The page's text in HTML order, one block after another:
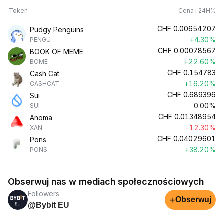
Token Cena i 24H%
Pudgy Penguins
PENGU
CHF 0.00654207
+4.30%
BOOK OF MEME
BOME
CHF 0.00078567
+22.60%
Cash Cat
CASHCAT
CHF 0.154783
+16.20%
Sui
SUI
CHF 0.689396
0.00%
Anoma
XAN
CHF 0.01348954
-12.30%
Pons
PONS
CHF 0.04029601
+38.20%
Obserwuj nas w mediach społecznościowych
Followers
@Bybit EU
+Obserwuj